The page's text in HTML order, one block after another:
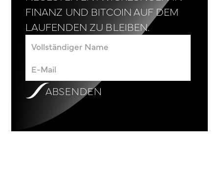
FINANZ UND BITCOIN AUF DEM
LAUFENDEN ZU BLEIBEN.
ABSENDEN